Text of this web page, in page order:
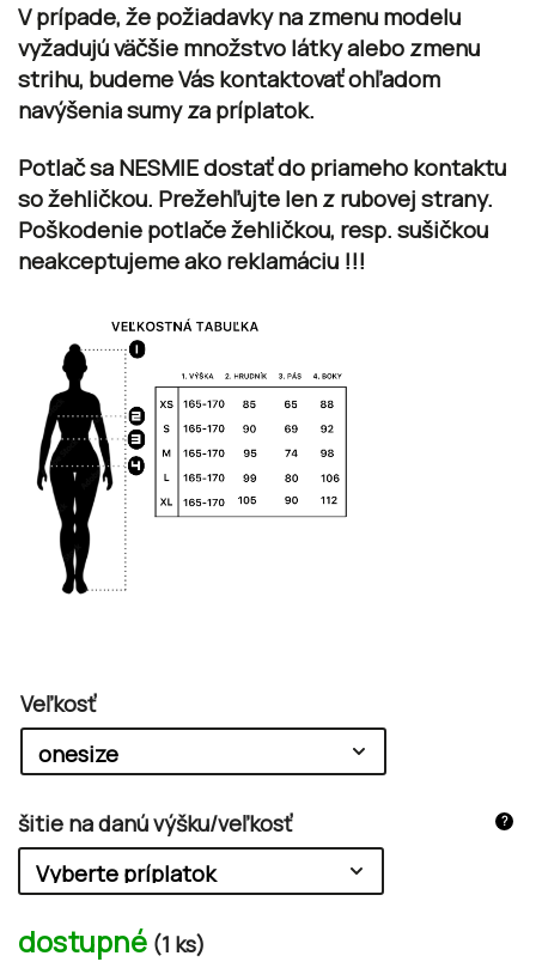
V prípade, že požiadavky na zmenu modelu
vyžadujú väčšie množstvo látky alebo zmenu
strihu, budeme Vás kontaktovať ohľadom
navýšenia sumy za príplatok.
Potlač saNESMIEdostať do priameho kontaktu
so žehličkou. Prežehľujte len z rubovej strany.
Poškodenie potlače žehličkou, resp. sušičkou
neakceptujeme ako reklamáciu !!!
Veľkosť
šitie na danú výšku/veľkosť ?
dostupné (1 ks)